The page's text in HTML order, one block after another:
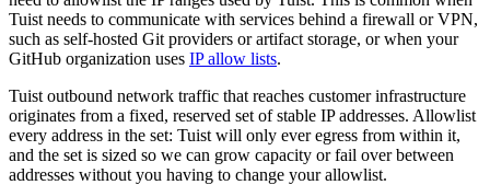
Tuist needs to communicate with services behind a firewall or VPN,
such as self-hosted Git providers or artifact storage, or when your
GitHub organization uses IP allow lists.
Tuist outbound network traffic that reaches customer infrastructure
originates from a fixed, reserved set of stable IP addresses. Allowlist
every address in the set: Tuist will only ever egress from within it,
and the set is sized so we can grow capacity or fail over between
addresses without you having to change your allowlist.